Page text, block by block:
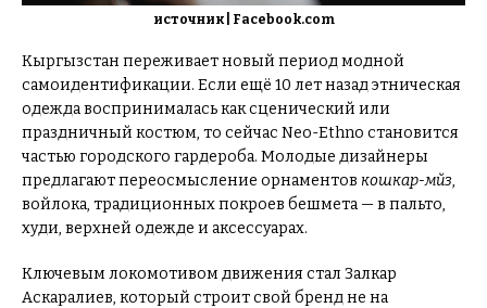
источник | Facebook.com
Кыргызстан переживает новый период модной
самоидентификации. Если ещё 10 лет назад этническая
одежда воспринималась как сценический или
праздничный костюм, то сейчас Neo-Ethno становится
частью городского гардероба. Молодые дизайнеры
предлагают переосмысление орнаментов кошкар-мүйүз,
войлока, традиционных покроев бешмета — в пальто,
худи, верхней одежде и аксессуарах.
Ключевым локомотивом движения стал Залкар
Аскаралиев, который строит свой бренд не на